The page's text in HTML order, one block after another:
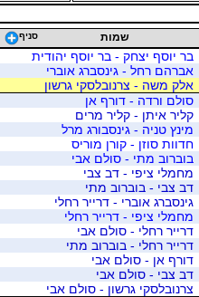
שמות סניף
בר יוסף יצחק - בר יוסף יהודית
אברהם רחל - גינסברג אוברי
אלק משה - צרנובלסקי גרשון
סולם ורדה - דורף אן
קליר איתן - קליר מרים
מינץ טניה - גינסבורג מרל
חדוות סוזן - קורן מוריס
בוברוב מתי - סולם אבי
מחמלי ציפי - דב צבי
דב צבי - בוברוב מתי
גינסברג אוברי - דרייר רחלי
מחמלי ציפי - דרייר רחלי
דרייר רחלי - סולם אבי
דרייר רחלי - בוברוב מתי
דורף אן - סולם אבי
דב צבי - סולם אבי
צרנובלסקי גרשון - סולם אבי